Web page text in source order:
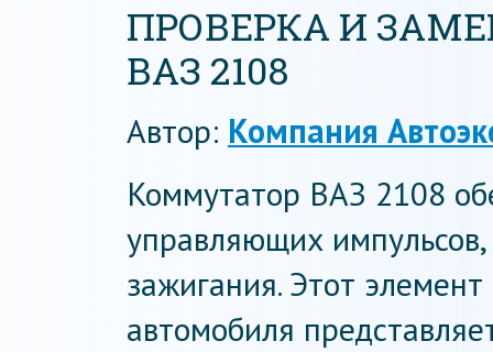
ПРОВЕРКА И
ВАЗ 2108
Автор: Компания
Коммутатор ВАЗ 2108
управляющих
зажигания. Этот
автомобиля